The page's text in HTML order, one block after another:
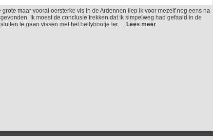
maar vooral oersterke vis in de Ardennen liep ik voor mezelf nog eens na
Ik moest de conclusie trekken dat ik simpelweg had gefaald in de
te gaan vissen met het bellybootje ter......Lees meer